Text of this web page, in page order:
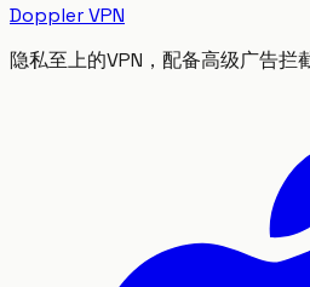
Doppler VPN
隐私至上的VPN，配备高级广告拦